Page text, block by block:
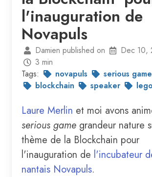
l'inauguration de
Novapuls
Damien published on
Dec 10,
3 min
Tags:
novapuls
serious game
blockchain
speaker lego
Laure Merlin et moi avons
serious game grandeur nature
thème de la Blockchain pour
l'inauguration de l'incubateur
nantais Novapuls.